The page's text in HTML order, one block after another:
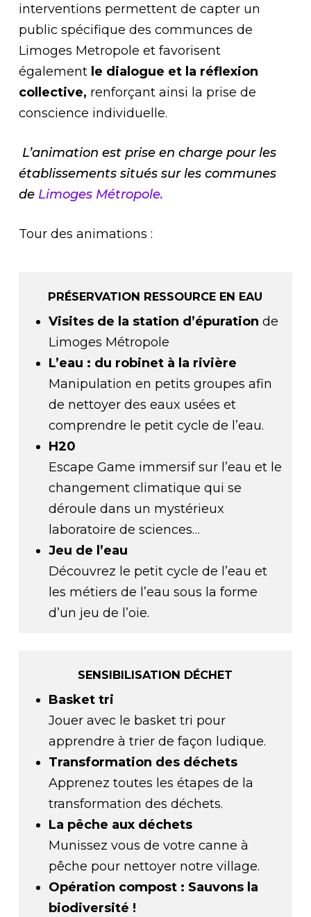
interventions permettent de capter un
public spécifique des communces de
Limoges Metropole et favorisent
également le dialogue et la réflexion
collective, renforçant ainsi la prise de
conscience individuelle.
L’animation est prise en charge pour les
établissements situés sur les communes
de Limoges Métropole.
Tour des animations :
PRÉSERVATION RESSOURCE EN EAU
Visites de la station d’épuration de
Limoges Métropole
L’eau : du robinet à la rivière
Manipulation en petits groupes afin
de nettoyer des eaux usées et
comprendre le petit cycle de l’eau.
H20
Escape Game immersif sur l’eau et le
changement climatique qui se
déroule dans un mystérieux
laboratoire de sciences…
Jeu de l’eau
Découvrez le petit cycle de l’eau et
les métiers de l’eau sous la forme
d’un jeu de l’oie.
SENSIBILISATION DÉCHET
Basket tri
Jouer avec le basket tri pour
apprendre à trier de façon ludique.
Transformation des déchets
Apprenez toutes les étapes de la
transformation des déchets.
La pêche aux déchets
Munissez vous de votre canne à
pêche pour nettoyer notre village.
Opération compost : Sauvons la
biodiversité !